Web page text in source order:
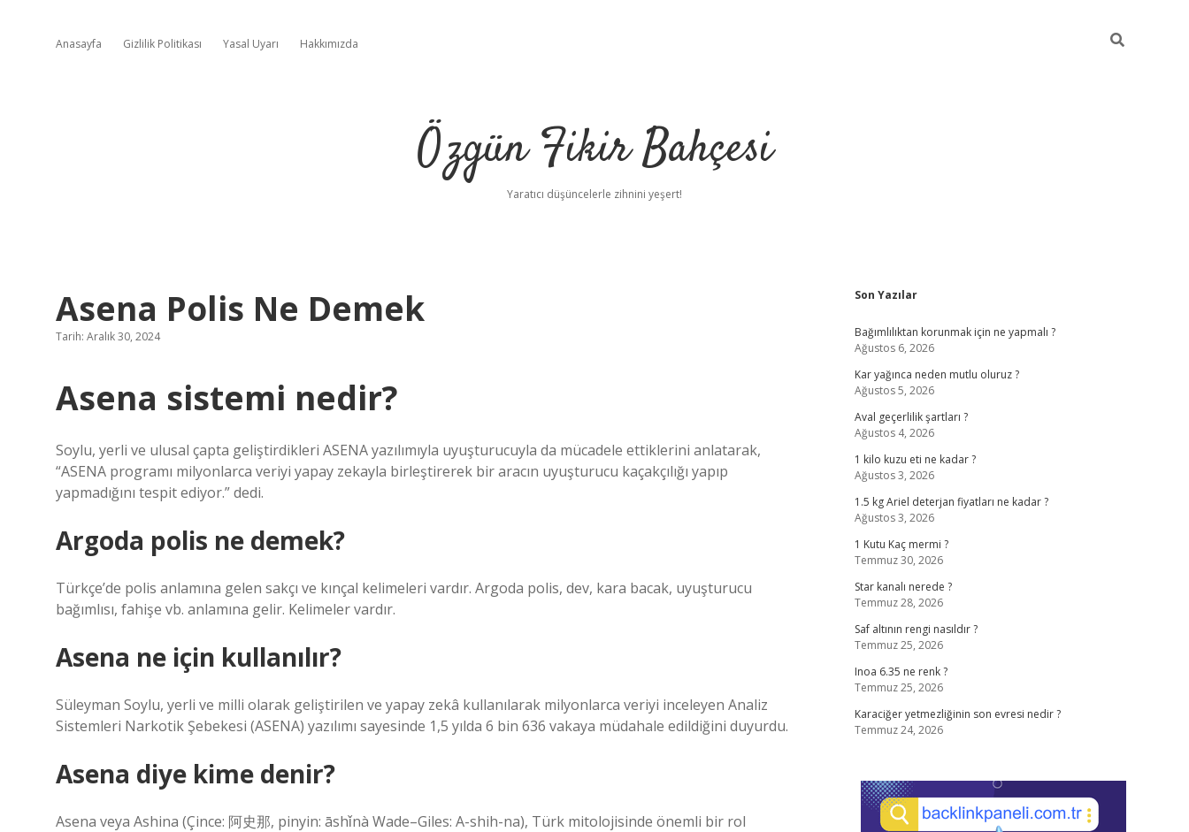
Anasayfa Gizlilik Politikası Yasal Uyarı Hakkımızda
Özgün Fikir Bahçesi
Yaratıcı düşüncelerle zihnini yeşert!
Asena Polis Ne Demek
Tarih: Aralık 30, 2024
Asena sistemi nedir?
Soylu, yerli ve ulusal çapta geliştirdikleri ASENA yazılımıyla uyuşturucuyla da mücadele ettiklerini anlatarak,
“ASENA programı milyonlarca veriyi yapay zekayla birleştirerek bir aracın uyuşturucu kaçakçılığı yapıp
yapmadığını tespit ediyor.” dedi.
Argoda polis ne demek?
Türkçe’de polis anlamına gelen sakçı ve kınçal kelimeleri vardır. Argoda polis, dev, kara bacak, uyuşturucu
bağımlısı, fahişe vb. anlamına gelir. Kelimeler vardır.
Asena ne için kullanılır?
Süleyman Soylu, yerli ve milli olarak geliştirilen ve yapay zekâ kullanılarak milyonlarca veriyi inceleyen Analiz
Sistemleri Narkotik Şebekesi (ASENA) yazılımı sayesinde 1,5 yılda 6 bin 636 vakaya müdahale edildiğini duyurdu.
Asena diye kime denir?
Asena veya Ashina (Çince: 阿史那, pinyin: āshǐnà Wade–Giles: A-shih-na), Türk mitolojisinde önemli bir rol
Sidebar
Son Yazılar
Bağımlılıktan korunmak için ne yapmalı ?
Ağustos 6, 2026
Kar yağınca neden mutlu oluruz ?
Ağustos 5, 2026
Aval geçerlilik şartları ?
Ağustos 4, 2026
1 kilo kuzu eti ne kadar ?
Ağustos 3, 2026
1.5 kg Ariel deterjan fiyatları ne kadar ?
Ağustos 3, 2026
1 Kutu Kaç mermi ?
Temmuz 30, 2026
Star kanalı nerede ?
Temmuz 28, 2026
Saf altının rengi nasıldır ?
Temmuz 25, 2026
Inoa 6.35 ne renk ?
Temmuz 25, 2026
Karaciğer yetmezliğinin son evresi nedir ?
Temmuz 24, 2026